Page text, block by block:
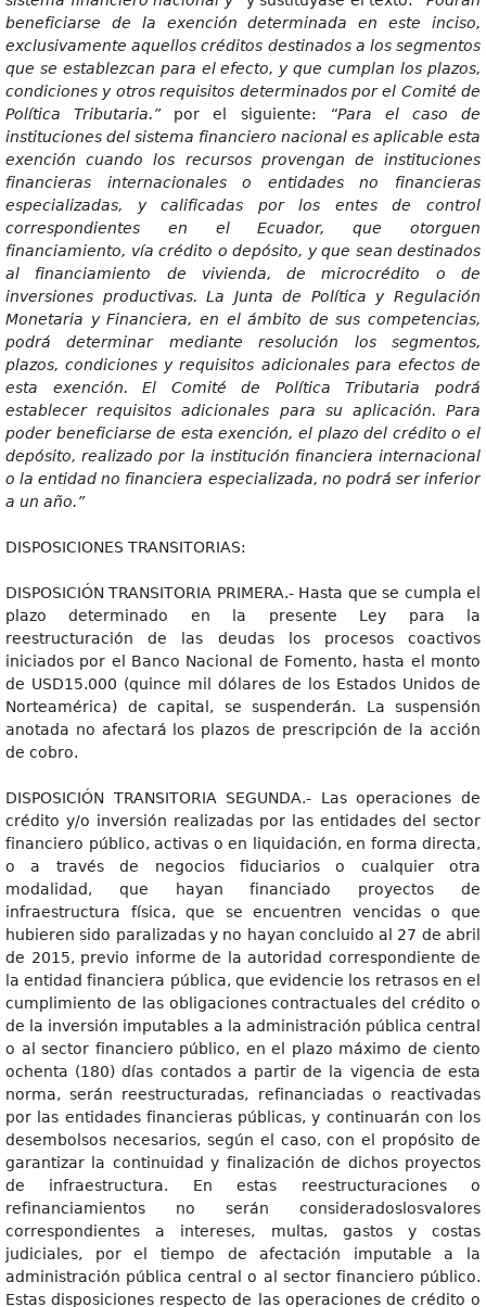
beneficiarse de la exención determinada en este inciso,
exclusivamente aquellos créditos destinados a los segmentos
que se establezcan para el efecto, y que cumplan los plazos,
condiciones y otros requisitos determinados por el Comité de
Política Tributaria.” por el siguiente:
“Para el caso de
instituciones del sistema financiero nacional es aplicable esta
exención cuando los recursos provengan de instituciones
financieras internacionales o entidades no financieras
especializadas, y calificadas por los entes de control
correspondientes en el Ecuador, que otorguen
financiamiento, vía crédito o depósito, y que sean destinados
al financiamiento de vivienda, de microcrédito o de
inversiones productivas. La Junta de Política y Regulación
Monetaria y Financiera, en el ámbito de sus competencias,
podrá determinar mediante resolución los segmentos,
plazos, condiciones y requisitos adicionales para efectos de
esta exención. El Comité de Política Tributaria podrá
establecer requisitos adicionales para su aplicación. Para
poder beneficiarse de esta exención, el plazo del crédito o el
depósito, realizado por la institución financiera internacional
o la entidad no financiera especializada, no podrá ser inferior
a un año.”
DISPOSICIONES TRANSITORIAS:
DISPOSICIÓN TRANSITORIA PRIMERA.- Hasta que se cumpla el
plazo determinado en la presente Ley para la
reestructuración de las deudas los procesos coactivos
iniciados por el Banco Nacional de Fomento, hasta el monto
de USD15.000 (quince mil dólares de los Estados Unidos de
Norteamérica) de capital, se suspenderán. La suspensión
anotada no afectará los plazos de prescripción de la acción
de cobro.
DISPOSICIÓN TRANSITORIA SEGUNDA.- Las operaciones de
crédito y/o inversión realizadas por las entidades del sector
financiero público, activas o en liquidación, en forma directa,
o a través de negocios fiduciarios o cualquier otra
modalidad, que hayan financiado proyectos de
infraestructura física, que se encuentren vencidas o que
hubieren sido paralizadas y no hayan concluido al 27 de abril
de 2015, previo informe de la autoridad correspondiente de
la entidad financiera pública, que evidencie los retrasos en el
cumplimiento de las obligaciones contractuales del crédito o
de la inversión imputables a la administración pública central
o al sector financiero público, en el plazo máximo de ciento
ochenta (180) días contados a partir de la vigencia de esta
norma, serán reestructuradas, refinanciadas o reactivadas
por las entidades financieras públicas, y continuarán con los
desembolsos necesarios, según el caso, con el propósito de
garantizar la continuidad y finalización de dichos proyectos
de infraestructura. En estas reestructuraciones o
refinanciamientos no serán consideradoslosvalores
correspondientes a intereses, multas, gastos y costas
judiciales, por el tiempo de afectación imputable a la
administración pública central o al sector financiero público.
Estas disposiciones respecto de las operaciones de crédito o